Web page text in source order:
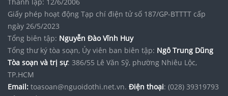
Giấy phép hoạt động Tạp chí điện tử số 187/GP-BTTTT cấp
ngày 26/5/2023
Tổng biên tập: Nguyễn Đào Vĩnh Huy
Tổng thư ký tòa soạn, Ủy viên ban biên tập: Ngô Trung Dũng
Tòa soạn và trị sự: 386/55 Lê Văn Sỹ, phường Nhiêu Lộc,
TP.HCM
Email: toasoan@nguoidothi.net.vn. Điện thoại: (028) 39319793